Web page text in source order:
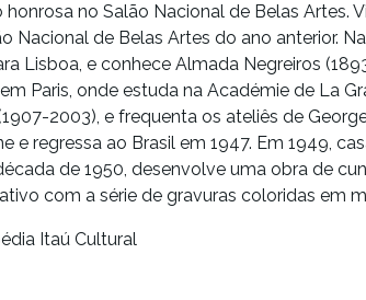
no Salão Nacional de Belas Artes.
Nacional de Belas Artes do ano anterior.
Lisboa, e conhece Almada Negreiros
Paris, onde estuda na Académie de La
2003), e frequenta os ateliês de
e regressa ao Brasil em 1947. Em 1949,
de 1950, desenvolve uma obra de
com a série de gravuras coloridas em
Itaú Cultural